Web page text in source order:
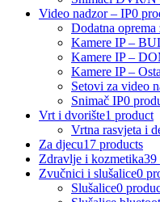
Video nadzor – IP0
Dodatna oprema
Kamere IP –
Kamere IP –
Kamere IP –
Setovi za video
Snimač IP0
Vrt i dvorište1 product
Vrtna rasvjeta i
Za djecu17 products
Zdravlje i kozmetika39
Zvučnici i slušalice0
Slušalice0